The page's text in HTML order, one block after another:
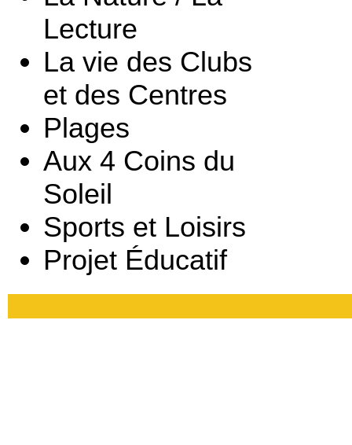
Lecture
La vie des Clubs
et des Centres
Plages
Aux 4 Coins du
Soleil
Sports et Loisirs
Projet Éducatif